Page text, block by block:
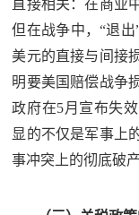
直接相关：在商业
但在战争中，“退
美元的直接与间接
明要美国赔偿战争
政府在5月宣布失
显的不仅是军事上
事冲突上的彻底破产